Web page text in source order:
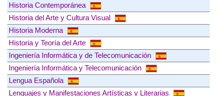
Historia Contemporánea
Historia del Arte y Cultura Visual
Historia Moderna
Historia y Teoría del Arte
Ingeniería Informática y de Telecomunicación
Ingeniería Informática y Telecomunicación
Lengua Española
Lenguajes y Manifestaciones Artísticas y Literarias